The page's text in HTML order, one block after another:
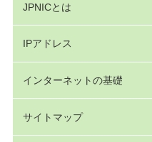
JPNICとは
IPアドレス
インターネットの基礎
サイトマップ